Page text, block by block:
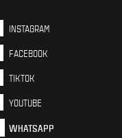
INSTAGRAM
FACEBOOK
TIKTOK
YOUTUBE
WHATSAPP